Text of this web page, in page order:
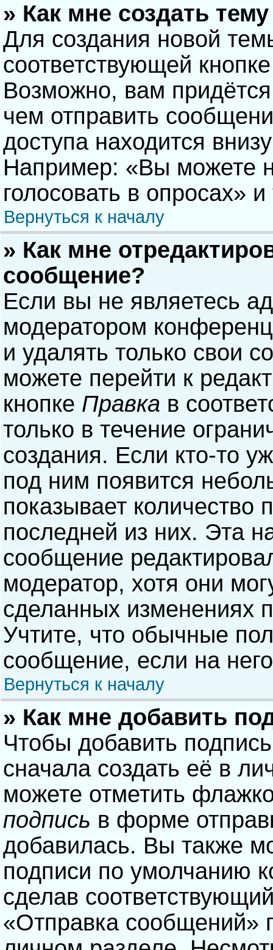
» Как мне создать
Для создания новой
соответствующей
Возможно, вам
чем отправить
доступа находится
Например: «Вы можете
голосовать в опросах» и
Вернуться к началу
» Как мне
сообщение?
Если вы не являетесь
модератором
и удалять только свои
можете перейти к
кнопке Правка в
только в течение
создания. Если кто-то
под ним появится
показывает количество
последней из них. Эта
сообщение
модератор, хотя они
сделанных изменениях
Учтите, что обычные
сообщение, если на
Вернуться к началу
» Как мне добавить
Чтобы добавить
сначала создать её в
можете отметить
подпись в форме
добавилась. Вы также
подписи по умолчанию
сделав
«Отправка сообщений»